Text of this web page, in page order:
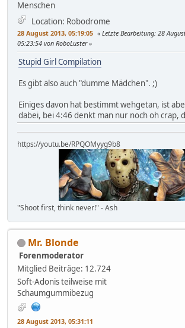
Menschen
Location: Robodrome
28 August 2013, 05:19:05 Letzte Bearbeitung: 28
05:23:54 von RoboLuster
Stupid Girl Compilation
Es gibt also auch "dumme Mädchen". ;)
Einiges davon hat bestimmt wehgetan, ist
dabei, bei 4:46 denkt man nur noch oh crap,
https://youtu.be/RPQOMyyg9b8
"Shoot first, think never!" - Ash
Mr. Blonde
Forenmoderator
Mitglied Beiträge: 12.724
Soft-Adonis teilweise mit
Schaumgummibezug
28 August 2013, 05:31:11